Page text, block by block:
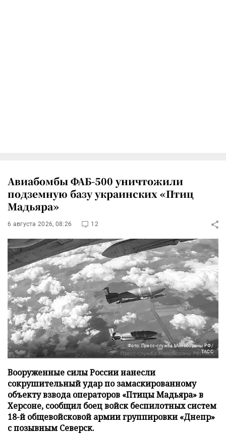
Авиабомбы ФАБ-500 уничтожили
подземную базу украинских «Птиц
Мадьяра»
6 августа 2026, 08:26 12
Фото: Пресс-служба Минобороны РФ/
ТАСС
Вооруженные силы России нанесли
сокрушительный удар по замаскированному
объекту взвода операторов «Птицы Мадьяра» в
Херсоне, сообщил боец войск беспилотных систем
18-й общевойсковой армии группировки «Днепр»
с позывным Северск.